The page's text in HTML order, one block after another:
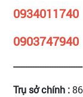
0934011740
0903747940
-----------------------------
Trụ sở chính :